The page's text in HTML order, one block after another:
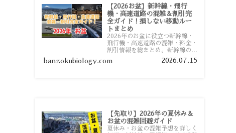
【2026お盆】新幹線・飛行
機・高速道路の混雑＆割引完
全ガイド！損しない移動ルー
トまとめ
2026年のお盆に役立つ新幹線・
飛行機・高速道路の混雑・料金・
割引情報を総まとめ。新幹線の予
約や最繁忙期料金、飛行機を安く
予約するコツ、高速道路の休日割
banzokubiology.com 2026.07.15
【先取り】2026年の夏休み＆
お盆の混雑回避ガイド
夏休み・お盆の混雑予想を詳しく